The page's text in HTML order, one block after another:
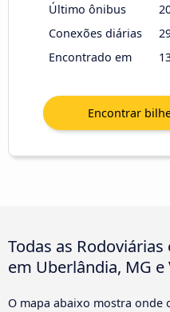
Último ônibus
Conexões diárias
Encontrado em
Todas as
em Uberlândia, MG e
O mapa abaixo mostra onde